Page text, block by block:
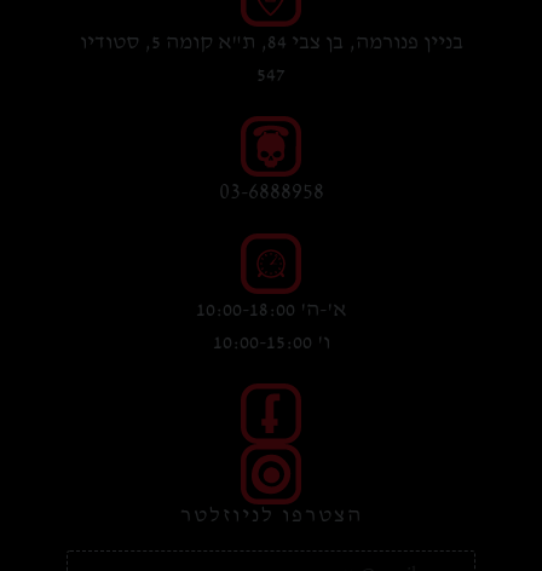
בניין פנורמה, בן צבי 84, ת"א קומה 5, סטודיו
547
03-6888958
א'-ה' 10:00-18:00
ו' 10:00-15:00
הצטרפו לניוזלטר